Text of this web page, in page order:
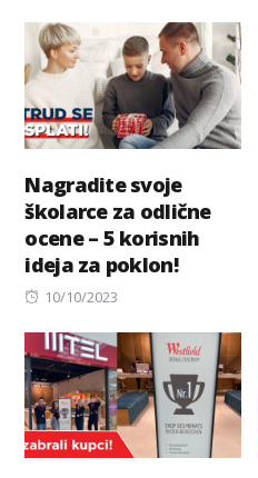
Nagradite svoje
školarce za odlične
ocene – 5 korisnih
ideja za poklon!
Posted
10/10/2023